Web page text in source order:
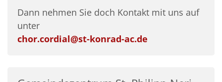
Dann nehmen Sie doch Kontakt mit uns auf
unter
chor.cordial@st-konrad-ac.de